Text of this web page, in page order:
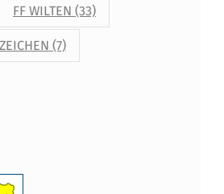
FF WILTEN (33)
(7)